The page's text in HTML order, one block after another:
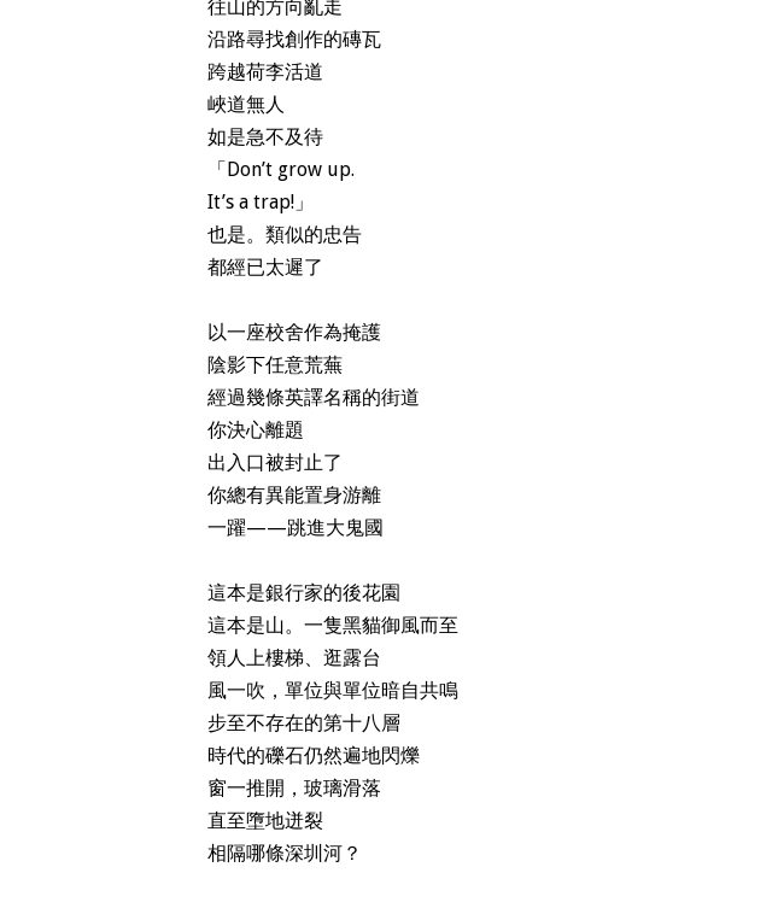
往山的方向亂走
沿路尋找創作的磚瓦
跨越荷李活道
峽道無人
如是急不及待
「Don’t grow up.
It’s a trap!」
也是。類似的忠告
都經已太遲了
以一座校舍作為掩護
陰影下任意荒蕪
經過幾條英譯名稱的街道
你決心離題
出入口被封止了
你總有異能置身游離
一躍——跳進大鬼國
這本是銀行家的後花園
這本是山。一隻黑貓御風而至
領人上樓梯、逛露台
風一吹，單位與單位暗自共鳴
步至不存在的第十八層
時代的礫石仍然遍地閃爍
窗一推開，玻璃滑落
直至墮地迸裂
相隔哪條深圳河？